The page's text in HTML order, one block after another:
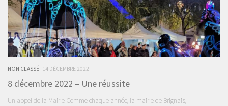
NON CLASSÉ 14 DÉCEMBRE 2022
8 décembre 2022 – Une réussite
Un appel de la Mairie Comme chaque année, la mairie de Brignais,